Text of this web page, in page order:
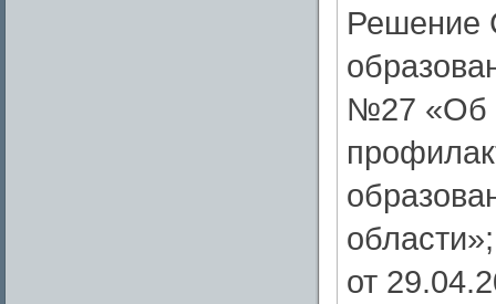
Решение
№27 «Об
области»;
от